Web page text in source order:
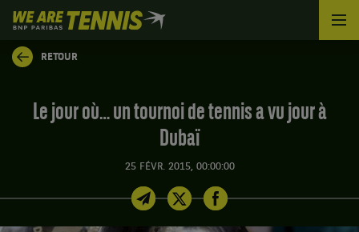
We
are
Tennis
by
Accueil
RETOUR
Le jour où… un tournoi de tennis a vu jour à
Dubaï
25 FÉVR. 2015, 00:00:00